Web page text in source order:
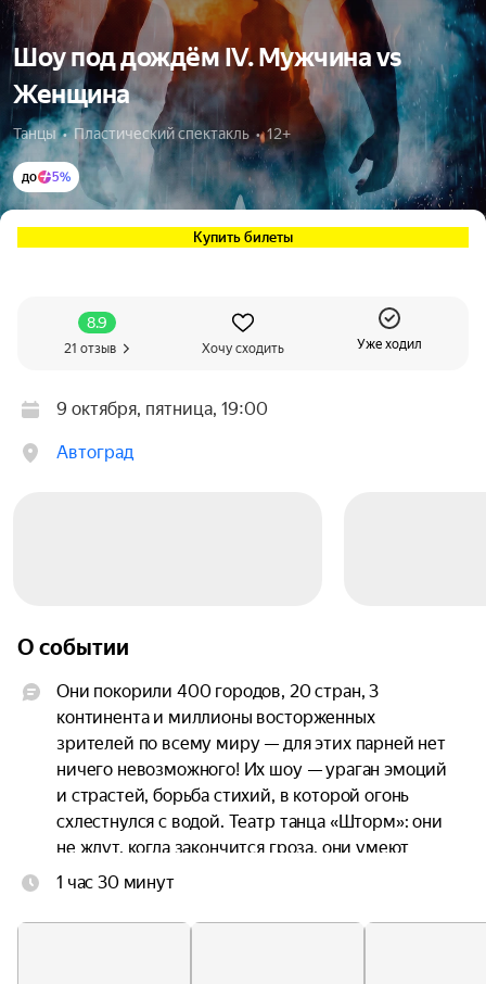
Шоу под дождём IV. Мужчина vs
Женщина
Танцы  •  Пластический спектакль  •  12+
до 5%
Купить билеты
8.9
21 отзыв Хочу сходить Уже ходил
9 октября, пятница, 19:00
Автоград
О событии
Они покорили 400 городов, 20 стран, 3
континента и миллионы восторженных
зрителей по всему миру — для этих парней нет
ничего невозможного! Их шоу — ураган эмоций
и страстей, борьба стихий, в которой огонь
схлестнулся с водой. Театр танца «Шторм»: они
не ждут, когда закончится гроза, они умеют
танцевать под дождем.
«Шоу под дождём» — уникальный танцевальный
1 час 30 минут